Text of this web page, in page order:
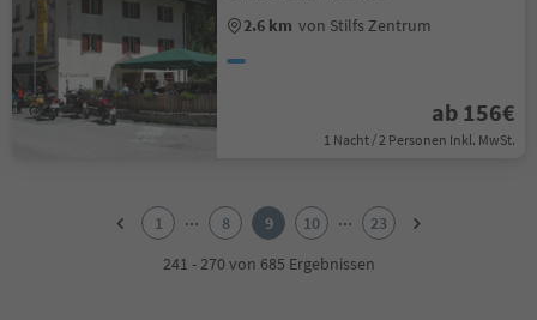
2.6 km von Stilfs Zentrum
ab 156€
1 Nacht / 2 Personen Inkl. MwSt.
1 ... 8 9 10 ...
23
241 - 270 von 685 Ergebnissen